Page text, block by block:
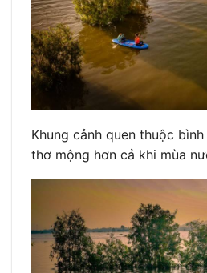
Khung cảnh quen thuộc
thơ mộng hơn cả khi mùa